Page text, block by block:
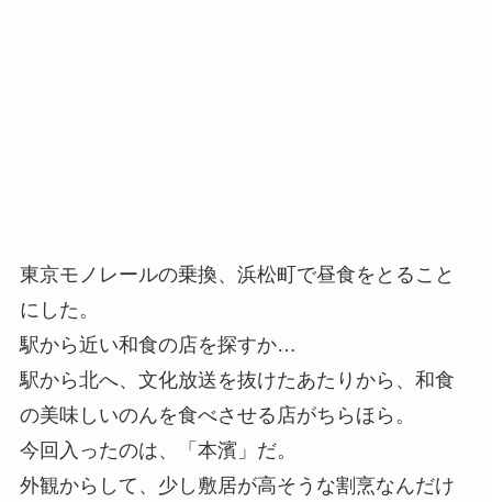
東京モノレールの乗換、浜松町で昼食をとること
にした。
駅から近い和食の店を探すか…
駅から北へ、文化放送を抜けたあたりから、和食
の美味しいのんを食べさせる店がちらほら。
今回入ったのは、「本濱」だ。
外観からして、少し敷居が高そうな割烹なんだけ